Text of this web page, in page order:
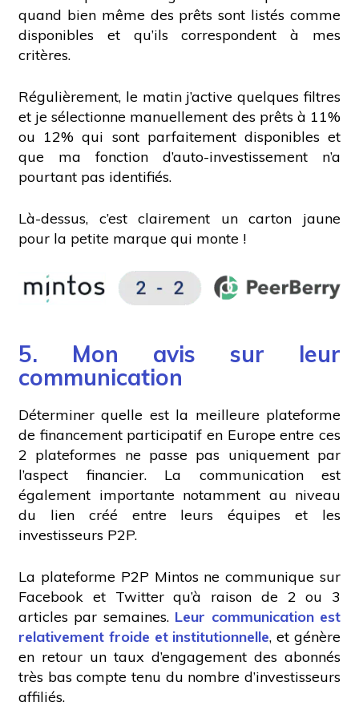
quand bien même des prêts sont listés comme
disponibles et qu’ils correspondent à mes
critères.
Régulièrement, le matin j’active quelques filtres
et je sélectionne manuellement des prêts à 11%
ou 12% qui sont parfaitement disponibles et
que ma fonction d’auto-investissement n’a
pourtant pas identifiés.
Là-dessus, c’est clairement un carton jaune
pour la petite marque qui monte !
5. Mon avis sur leur
communication
Déterminer quelle est la meilleure plateforme
de financement participatif en Europe entre ces
2 plateformes ne passe pas uniquement par
l’aspect financier. La communication est
également importante notamment au niveau
du lien créé entre leurs équipes et les
investisseurs P2P.
La plateforme P2P Mintos ne communique sur
Facebook et Twitter qu’à raison de 2 ou 3
articles par semaines. Leur communication est
relativement froide et institutionnelle, et génère
en retour un taux d’engagement des abonnés
très bas compte tenu du nombre d’investisseurs
affiliés.